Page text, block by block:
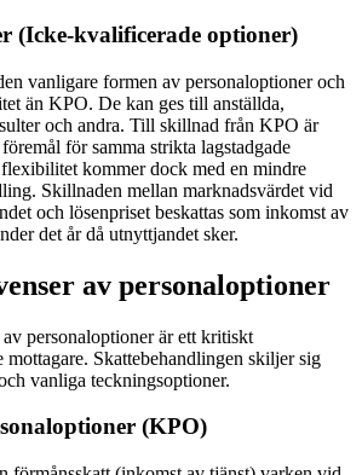
(Icke-kvalificerade optioner)
vanligare formen av personaloptioner och
än KPO. De kan ges till anställda,
och andra. Till skillnad från KPO är
för samma strikta lagstadgade
kommer dock med en mindre
Skillnaden mellan marknadsvärdet vid
och lösenpriset beskattas som inkomst av
det år då utnyttjandet sker.
av personaloptioner
personaloptioner är ett kritiskt
mottagare. Skattebehandlingen skiljer sig
vanliga teckningsoptioner.
(KPO)